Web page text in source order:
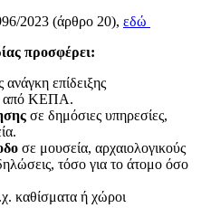
2023 (άρθρο 20), εδώ
προσφέρει:
ανάγκη επίδειξης
από ΚΕΠΑ.
σε δημόσιες υπηρεσίες,
σε μουσεία, αρχαιολογικούς
τόσο για το άτομο όσο
καθίσματα ή χώροι